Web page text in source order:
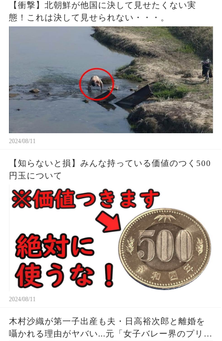
【衝撃】北朝鮮が他国に決して見せたくない実
態！これは決して見せられない・・・。
2024/08/11
【知らないと損】みんな持っている価値のつく500
円玉について
2024/08/11
木村沙織が第一子出産も夫・日高裕次郎と離婚を
囁かれる理由がヤバい...元「女子バレー界のプリン